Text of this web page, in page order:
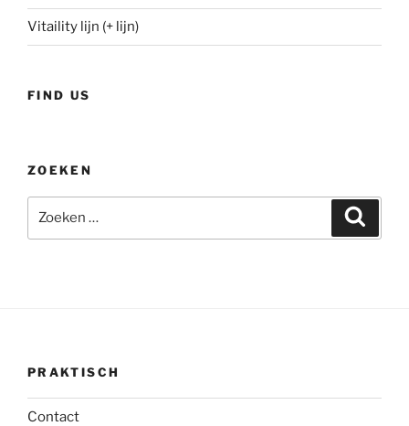
Vitaility lijn (+ lijn)
FIND US
ZOEKEN
naar:
PRAKTISCH
Contact